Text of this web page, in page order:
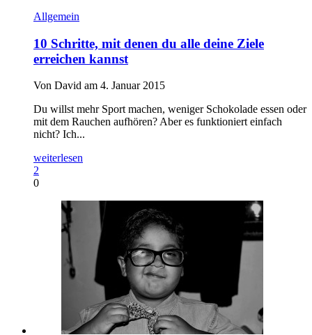
Allgemein
10 Schritte, mit denen du alle deine Ziele
erreichen kannst
Von David am 4. Januar 2015
Du willst mehr Sport machen, weniger Schokolade essen oder
mit dem Rauchen aufhören? Aber es funktioniert einfach
nicht? Ich...
weiterlesen
2
0